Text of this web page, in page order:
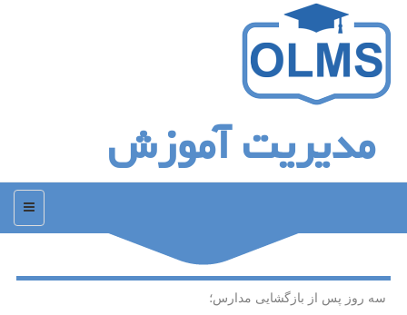
مدیریت آموزش
منو
سه روز پس از بازگشایی مدارس؛